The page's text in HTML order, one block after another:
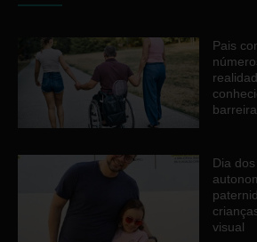
Pais
Dia
visual